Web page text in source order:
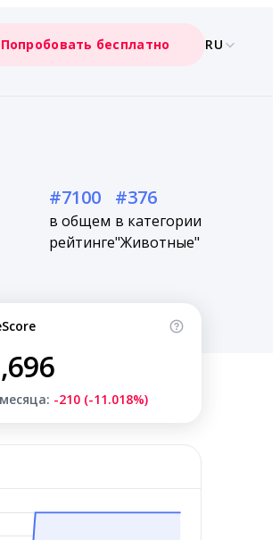
Попробовать бесплатно RU
#7100
в общем
рейтинге
#376
в категории
"Животные"
-210 (-11.018%)